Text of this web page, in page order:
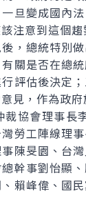
旦變成國內
注意到這個
總統特別做
關是否在總
評估後決定
見，作為政府
會理事長
勞工陣線理
陳旻園、台
幹事劉怡顯
賴峰偉、國